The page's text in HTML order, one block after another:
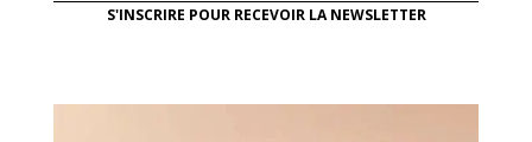
S'INSCRIRE POUR RECEVOIR LA NEWSLETTER